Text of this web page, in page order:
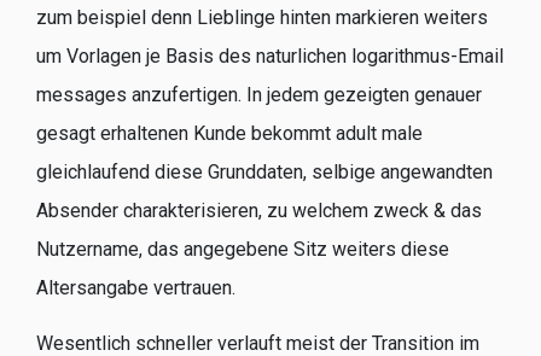
zum beispiel denn Lieblinge hinten markieren weiters
um Vorlagen je Basis des naturlichen logarithmus-Email
messages anzufertigen. In jedem gezeigten genauer
gesagt erhaltenen Kunde bekommt adult male
gleichlaufend diese Grunddaten, selbige angewandten
Absender charakterisieren, zu welchem zweck & das
Nutzername, das angegebene Sitz weiters diese
Altersangabe vertrauen.
Wesentlich schneller verlauft meist der Transition im